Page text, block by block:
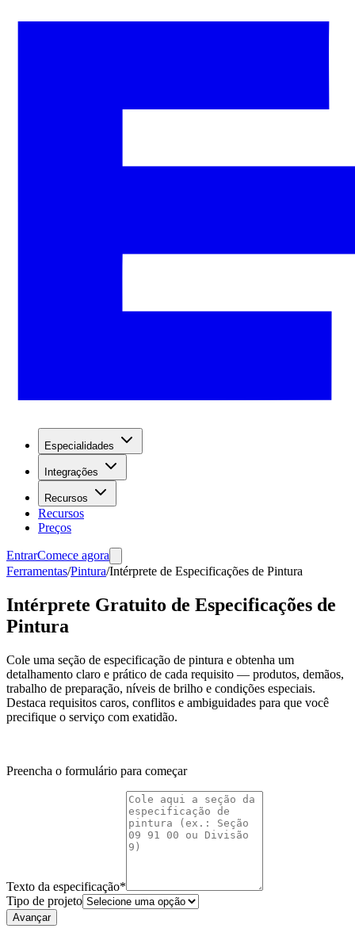
Especialidades
Integrações
Recursos
Recursos
Preços
EntrarComece agora
Ferramentas/Pintura/Intérprete de Especificações de Pintura
Intérprete Gratuito de Especificações de
Pintura
Cole uma seção de especificação de pintura e obtenha um
detalhamento claro e prático de cada requisito — produtos, demãos,
trabalho de preparação, níveis de brilho e condições especiais.
Destaca requisitos caros, conflitos e ambiguidades para que você
precifique o serviço com exatidão.
Preencha o formulário para começar
Texto da especificação*
Tipo de projeto
Avançar